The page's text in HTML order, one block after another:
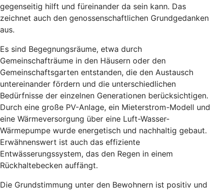
gegenseitig hilft und füreinander da sein kann. Das
zeichnet auch den genossenschaftlichen Grundgedanken
aus.
Es sind Begegnungsräume, etwa durch
Gemeinschafträume in den Häusern oder den
Gemeinschaftsgarten entstanden, die den Austausch
untereinander fördern und die unterschiedlichen
Bedürfnisse der einzelnen Generationen berücksichtigen.
Durch eine große PV-Anlage, ein Mieterstrom-Modell und
eine Wärmeversorgung über eine Luft-Wasser-
Wärmepumpe wurde energetisch und nachhaltig gebaut.
Erwähnenswert ist auch das effiziente
Entwässerungssystem, das den Regen in einem
Rückhaltebecken auffängt.
Die Grundstimmung unter den Bewohnern ist positiv und